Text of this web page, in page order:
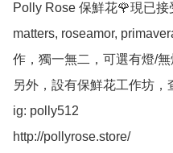
Polly Rose 保鮮花🌹現已
matters, roseamor,
作，獨一無二，可選有燈/
另外，設有保鮮花工作坊
ig: polly512
http://pollyrose.store/